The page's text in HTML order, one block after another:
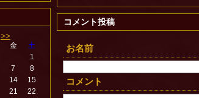
>>
金
土
1
7
8
14
15
21
22
コメント投稿
お名前
コメント